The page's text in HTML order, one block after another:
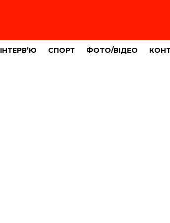
ІНТЕРВ’Ю СПОРТ ФОТО/ВІДЕО